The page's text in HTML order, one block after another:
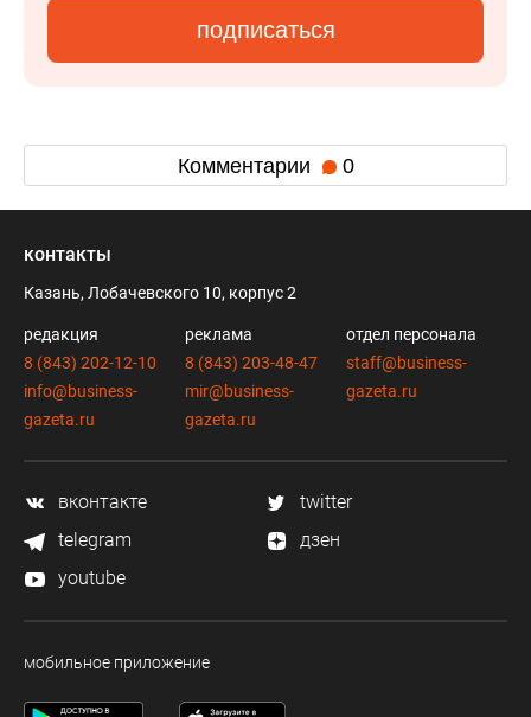
подписаться
Комментарии 0
контакты
Казань, Лобачевского 10, корпус 2
редакция
8 (843) 202-12-10
info@business-
gazeta.ru
реклама
8 (843) 203-48-47
mir@business-
gazeta.ru
отдел персонала
staff@business-
gazeta.ru
вконтакте
twitter
telegram
дзен
youtube
мобильное приложение